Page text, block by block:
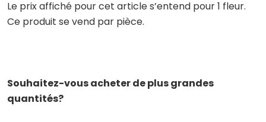
Le prix affiché pour cet article s’entend pour 1 fleur.
Ce produit se vend par pièce.
Souhaitez-vous acheter de plus grandes
quantités?